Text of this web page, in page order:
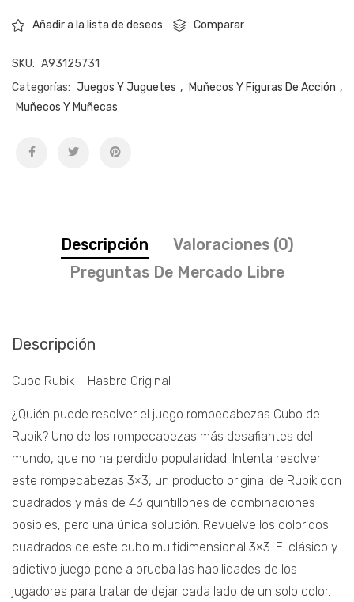
Añadir a la lista de deseos Comparar
SKU: A93125731
Categorías: Juegos Y Juguetes , Muñecos Y Figuras De Acción ,
Muñecos Y Muñecas
Descripción
Valoraciones (0)
Preguntas De Mercado Libre
Descripción
Cubo Rubik – Hasbro Original
¿Quién puede resolver el juego rompecabezas Cubo de
Rubik? Uno de los rompecabezas más desafiantes del
mundo, que no ha perdido popularidad. Intenta resolver
este rompecabezas 3×3, un producto original de Rubik con
cuadrados y más de 43 quintillones de combinaciones
posibles, pero una única solución. Revuelve los coloridos
cuadrados de este cubo multidimensional 3×3. El clásico y
adictivo juego pone a prueba las habilidades de los
jugadores para tratar de dejar cada lado de un solo color.